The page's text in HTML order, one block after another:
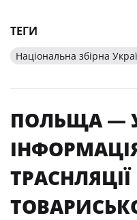
ТЕГИ
Національна збірна
ПОЛЬЩА —
ТРАСНЛЯЦІЇ